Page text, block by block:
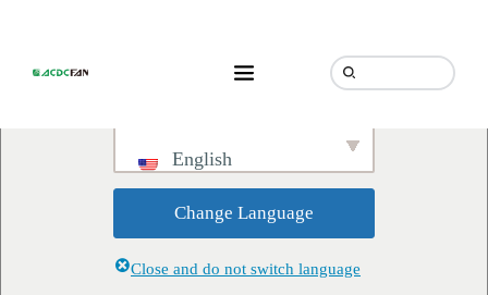
speaking a different language.
Do you want to change to:
English
Change Language
Close and do not switch language